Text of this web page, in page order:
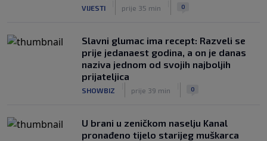
VIJESTI prije 35 min 0
Slavni glumac ima recept: Razveli se
prije jedanaest godina, a on je danas
naziva jednom od svojih najboljih
prijateljica
SHOWBIZ prije 39 min 0
U brani u zeničkom naselju Kanal
pronađeno tijelo starijeg muškarca